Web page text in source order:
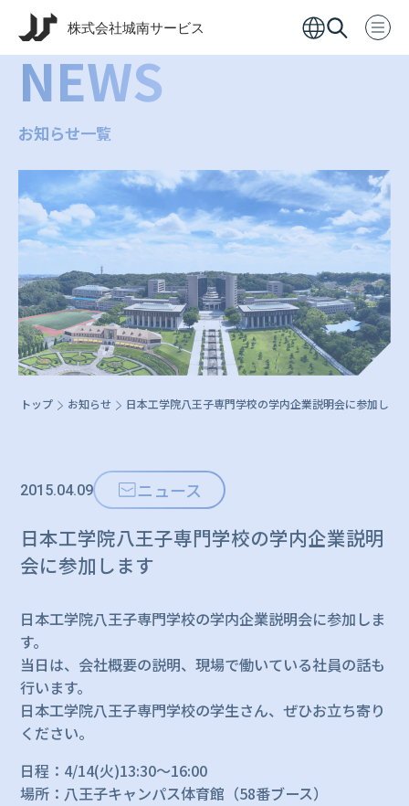
NEWS
お知らせ一覧
トップ お知らせ 日本工学院八王子専門学校の学内企業説明会に参加しま
2015.04.09 ニュース
日本工学院八王子専門学校の学内企業説明
会に参加します
日本工学院八王子専門学校の学内企業説明会に参加しま
す。
当日は、会社概要の説明、現場で働いている社員の話も
行います。
日本工学院八王子専門学校の学生さん、ぜひお立ち寄り
ください。
日程：4/14(火)13:30～16:00
場所：八王子キャンパス体育館（58番ブース）